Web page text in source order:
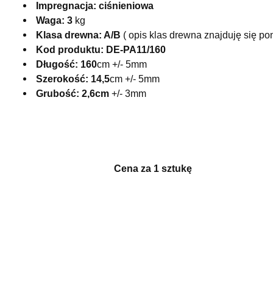
Impregnacja: ciśnieniowa
Waga: 3 kg
Klasa drewna: A/B ( opis klas drewna znajduję się
Kod produktu: DE-PA11/160
Długość: 160cm +/- 5mm
Szerokość: 14,5cm +/- 5mm
Grubość: 2,6cm +/- 3mm
Cena za 1 sztukę